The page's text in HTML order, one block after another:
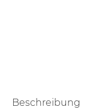
Beschreibung